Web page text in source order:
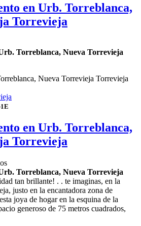
en Urb. Torreblanca,
Torrevieja
Torreblanca, Nueva Torrevieja
en Urb. Torreblanca,
Torrevieja
Torreblanca, Nueva Torrevieja
tan brillante! . . te imaginas, en la
justo en la encantadora zona de
joya de hogar en la esquina de la
generoso de 75 metros cuadrados,